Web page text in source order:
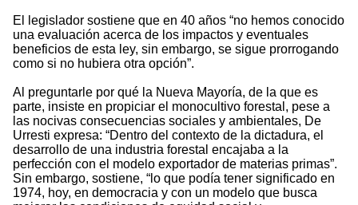
El legislador sostiene que en 40 años “no hemos conocido
una evaluación acerca de los impactos y eventuales
beneficios de esta ley, sin embargo, se sigue prorrogando
como si no hubiera otra opción”.
Al preguntarle por qué la Nueva Mayoría, de la que es
parte, insiste en propiciar el monocultivo forestal, pese a
las nocivas consecuencias sociales y ambientales, De
Urresti expresa: “Dentro del contexto de la dictadura, el
desarrollo de una industria forestal encajaba a la
perfección con el modelo exportador de materias primas”.
Sin embargo, sostiene, “lo que podía tener significado en
1974, hoy, en democracia y con un modelo que busca